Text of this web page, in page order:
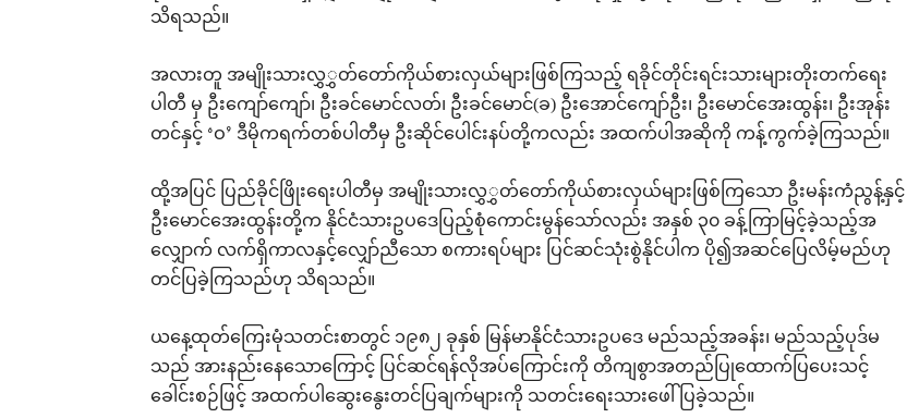
သိရသည်။
အလားတူ အမျိုးသားလွှွှတ်တော်ကိုယ်စားလှယ်များဖြစ်ကြသည့် ရခိုင်တိုင်းရင်းသားများတိုးတက်ရေး
ပါတီ မှ ဦးကျော်ကျော်၊ ဦးခင်မောင်လတ်၊ ဦးခင်မောင်(ခ) ဦးအောင်ကျော်ဦး၊ ဦးမောင်အေးထွန်း၊ ဦးအုန်း
တင်နှင့် ‘ဝ’ ဒီမိုကရက်တစ်ပါတီမှ ဦးဆိုင်ပေါင်းနပ်တို့ကလည်း အထက်ပါအဆိုကို ကန့်ကွက်ခဲ့ကြသည်။
ထို့အပြင် ပြည်ခိုင်ဖြိုးရေးပါတီမှ အမျိုးသားလွှွှတ်တော်ကိုယ်စားလှယ်များဖြစ်ကြသော ဦးမန်းကံညွန့်နှင့်
ဦးမောင်အေးထွန်းတို့က နိုင်ငံသားဥပဒေပြည့်စုံကောင်းမွန်သော်လည်း အနှစ် ၃၀ ခန့်ကြာမြင့်ခဲ့သည့်အ
လျှောက် လက်ရှိကာလနှင့်လျှော်ညီသော စကားရပ်များ ပြင်ဆင်သုံးစွဲနိုင်ပါက ပို၍အဆင်ပြေလိမ့်မည်ဟု
တင်ပြခဲ့ကြသည်ဟု သိရသည်။
ယနေ့ထုတ်ကြေးမုံသတင်းစာတွင် ၁၉၈၂ ခုနှစ် မြန်မာနိုင်ငံသားဥပဒေ မည်သည့်အခန်း၊ မည်သည့်ပုဒ်မ
သည် အားနည်းနေသောကြောင့် ပြင်ဆင်ရန်လိုအပ်ကြောင်းကို တိကျစွာအတည်ပြုထောက်ပြပေးသင့်
ခေါင်းစဉ်ဖြင့် အထက်ပါဆွေးနွေးတင်ပြချက်များကို သတင်းရေးသားဖေါ်ပြခဲ့သည်။